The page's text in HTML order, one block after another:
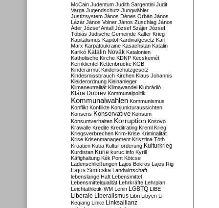
McCain Judentum Judith Sargentini Judit
Varga Jugendschutz Jungwähler
Justizsystem János Dénes Orbán János
Lázár János Volner János Zuschlag János
Áder József Antall József Szájer József
Tóbiás Jüdische Gemeinde Kalter Krieg
Kapitalismus Kapitol Kardinalgesetz Karl
Marx Karpatoukraine Kasachstan Katalin
Karikó Katalin Novák Katalonien
Katholische Kirche KDNP Kecskemét
Kernklientel Kettenbrücke KGB
Kinderarmut Kinderschutzgesetz
Kindesmissbrauch Kirchen Klaus Johannis
Kleiderordnung Kleinanleger
Klimaneutralität Klimawandel Klubrádió
Klára Dobrev Kommunalpolitik
Kommunalwahlen Kommunismus
Konflikt Konflikte Konjunkturaussichten
Konsens Konservative Konsum
Konsumverhalten Korruption Kosovo
Krawalle Kredite Kreditrating Kreml Krieg
Kriegsverbrechen Krim-Krise Kriminalität
Krise Krisenmanagement Krisztina Tóth
Kroatien Kuba Kulturförderung Kulturkrieg
Kurdistan Kurie kuruc.info Kyrill
Käfighaltung Kék Pont Kötcse
Ladenschließungen Lajos Bokros Lajos Rig
Lajos Simicska Landwirtschaft
lebenslange Haft Lebensmittel
Lebensmittelqualität Lehrkräfte Lehrplan
Leichtathletik-WM Lenin LGBTQ LIBE
Liberale Liberalismus Libri Libyen Li
Keqiang Linke Linksallianz